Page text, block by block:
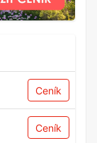
Ceník
Ceník